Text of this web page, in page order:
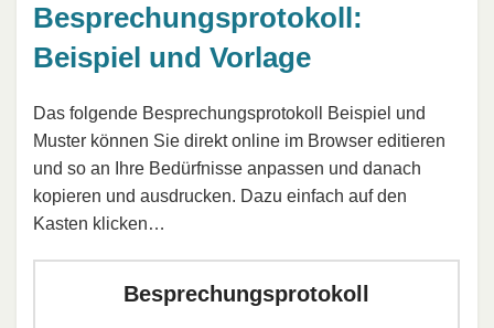
Besprechungsprotokoll:
Beispiel und Vorlage
Das folgende Besprechungsprotokoll Beispiel und
Muster können Sie direkt online im Browser editieren
und so an Ihre Bedürfnisse anpassen und danach
kopieren und ausdrucken. Dazu einfach auf den
Kasten klicken…
Besprechungsprotokoll